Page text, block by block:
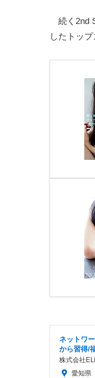
続く2nd
したトッ
ネットワ
から習得/
株式会社
愛知県